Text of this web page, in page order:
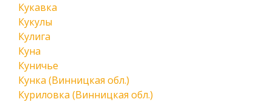
Кукавка
Кукулы
Кулига
Куна
Куничье
Кунка (Винницкая обл.)
Куриловка (Винницкая обл.)